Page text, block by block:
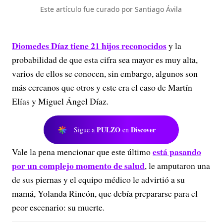
Este artículo fue curado por Santiago Ávila
Diomedes Díaz tiene 21 hijos reconocidosy la
probabilidad de que esta cifra sea mayor es muy alta,
varios de ellos se conocen, sin embargo, algunos son
más cercanos que otros y este era el caso de Martín
Elías y Miguel Ángel Díaz.
Sigue a PULZO en Discover
Vale la pena mencionar que este últimoestá pasando
por un complejo momento de salud, le amputaron una
de sus piernas y el equipo médico le advirtió a su
mamá, Yolanda Rincón, que debía prepararse para el
peor escenario: su muerte.